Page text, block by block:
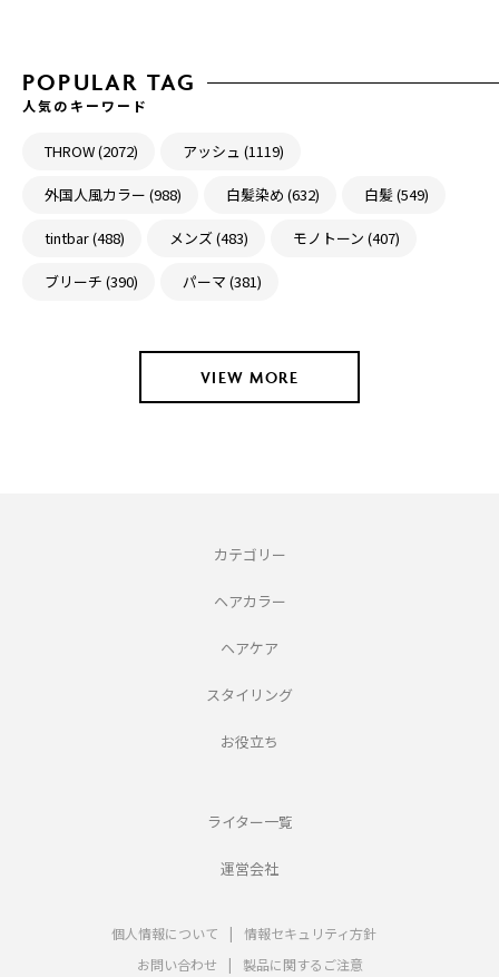
POPULAR TAG
人気のキーワード
THROW (2072) アッシュ (1119)
外国人風カラー (988) 白髪染め (632) 白髪 (549)
tintbar (488) メンズ (483) モノトーン (407)
ブリーチ (390) パーマ (381)
VIEW MORE
カテゴリー
ヘアカラー
ヘアケア
スタイリング
お役立ち
ライター一覧
運営会社
個人情報について |
情報セキュリティ方針
お問い合わせ
| 製品に関するご注意